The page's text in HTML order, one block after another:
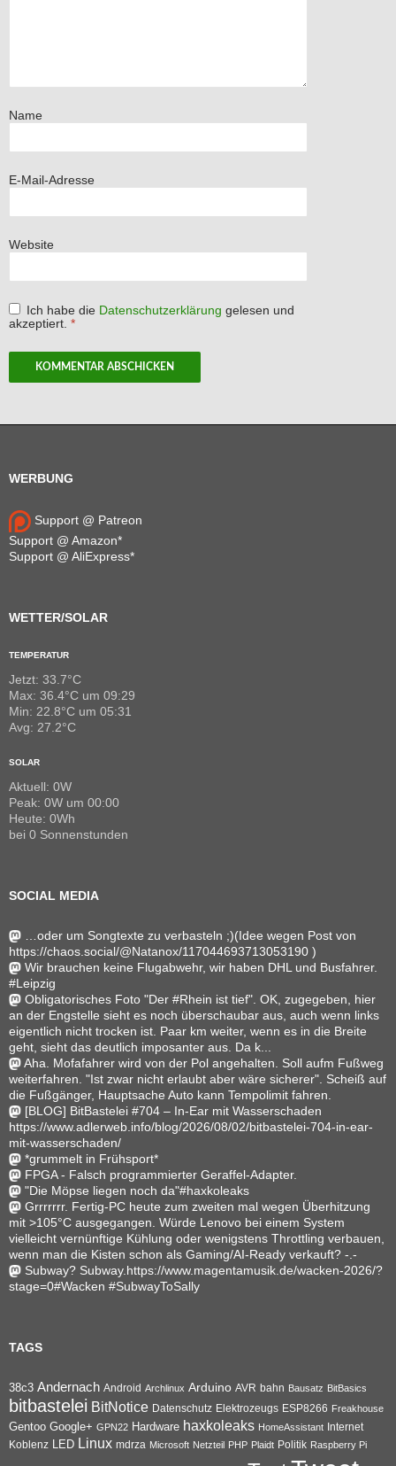
Name
E-Mail-Adresse
Website
Ich habe die Datenschutzerklärung gelesen und
akzeptiert. *
WERBUNG
Support @ Patreon
Support @ Amazon*
Support @ AliExpress*
WETTER/SOLAR
TEMPERATUR
Jetzt: 33.7°C
Max: 36.4°C um 09:29
Min: 22.8°C um 05:31
Avg: 27.2°C
SOLAR
Aktuell: 0W
Peak: 0W um 00:00
Heute: 0Wh
bei 0 Sonnenstunden
SOCIAL MEDIA
…oder um Songtexte zu verbasteln ;)(Idee wegen Post von
https://chaos.social/@Natanox/117044693713053190 )
Wir brauchen keine Flugabwehr, wir haben DHL und Busfahrer.
#Leipzig
Obligatorisches Foto "Der #Rhein ist tief". OK, zugegeben, hier
an der Engstelle sieht es noch überschaubar aus, auch wenn links
eigentlich nicht trocken ist. Paar km weiter, wenn es in die Breite
geht, sieht das deutlich imposanter aus. Da k...
Aha. Mofafahrer wird von der Pol angehalten. Soll aufm Fußweg
weiterfahren. "Ist zwar nicht erlaubt aber wäre sicherer". Scheiß auf
die Fußgänger, Hauptsache Auto kann Tempolimit fahren.
[BLOG] BitBastelei #704 – In-Ear mit Wasserschaden
https://www.adlerweb.info/blog/2026/08/02/bitbastelei-704-in-ear-
mit-wasserschaden/
*grummelt in Frühsport*
FPGA - Falsch programmierter Geraffel-Adapter.
"Die Möpse liegen noch da"#haxkoleaks
Grrrrrrr. Fertig-PC heute zum zweiten mal wegen Überhitzung
mit >105°C ausgegangen. Würde Lenovo bei einem System
vielleicht vernünftige Kühlung oder wenigstens Throttling verbauen,
wenn man die Kisten schon als Gaming/AI-Ready verkauft? -.-
Subway? Subway.https://www.magentamusik.de/wacken-2026/?
stage=0#Wacken #SubwayToSally
TAGS
38c3 Andernach Android Archlinux Arduino AVR bahn Bausatz BitBasics
bitbastelei BitNotice Datenschutz Elektrozeugs ESP8266 Freakhouse
Gentoo Google+ GPN22 Hardware haxkoleaks HomeAssistant Internet
Koblenz LED Linux mdrza Microsoft Netzteil PHP Plaidt Politik Raspberry Pi